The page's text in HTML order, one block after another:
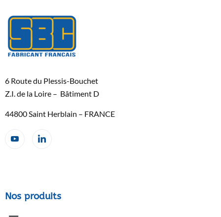
6 Route du Plessis-Bouchet
Z.I. de la Loire – Bâtiment D
44800 Saint Herblain – FRANCE
Nos produits